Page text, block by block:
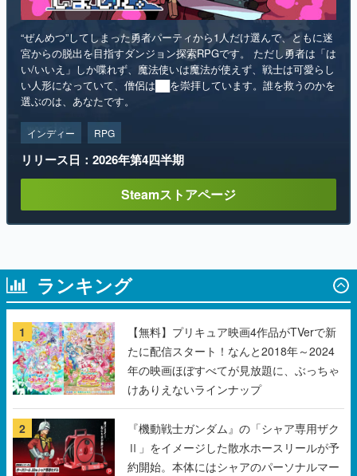
い/いいえ」しか喋れず、魔法使いは魔法が使えず、戦士は可愛らし
い人形になっていて、僧侶は██を崇拝しています。誰を救うのかを
選ぶのは、あなたです。
インディー RPG
リリース日：2026年第4四半期
ランキング
1
【無料】プリキュア映画4作品がTVerで新
たに配信スタート！なんと2018年～2024
年の映画ほぼすべてが見放題に、ぶっちゃ
けありえないラインナップ
2
『機動戦士ガンダム』の「シャア専用ザク
Ⅱ」をイメージした散水ホースリールが予
約開始。本体にはシャアのパーソナルマー
クやジオン公国軍のエンブレム、型式番号
などを配置
3
「パリィ」や「ローリング」で女の子と会